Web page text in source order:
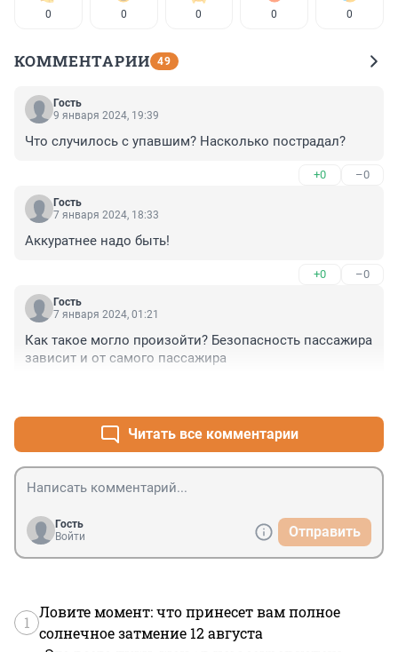
0 0 0 0 0
КОММЕНТАРИИ 49
Гость
9 января 2024, 19:39
Что случилось с упавшим? Насколько пострадал?
+0 –0
Гость
7 января 2024, 18:33
Аккуратнее надо быть!
+0 –0
Гость
7 января 2024, 01:21
Как такое могло произойти? Безопасность пассажира
зависит и от самого пассажира
Читать все комментарии
Гость
Войти
Отправить
1
Ловите момент: что принесет вам полное
солнечное затмение 12 августа